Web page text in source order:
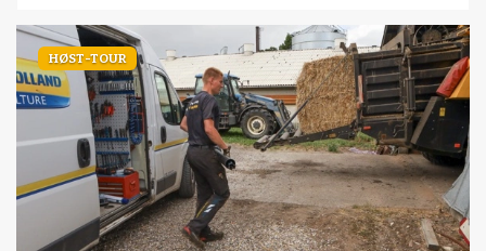
HØST-TOUR